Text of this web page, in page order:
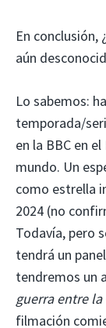
En conclusión,
aún
Lo sabemos:
temporada/
en la BBC en
mundo. Un
como estrella
2024 (no
Todavía, pero
tendrá un
tendremos un
guerra entre
filmación